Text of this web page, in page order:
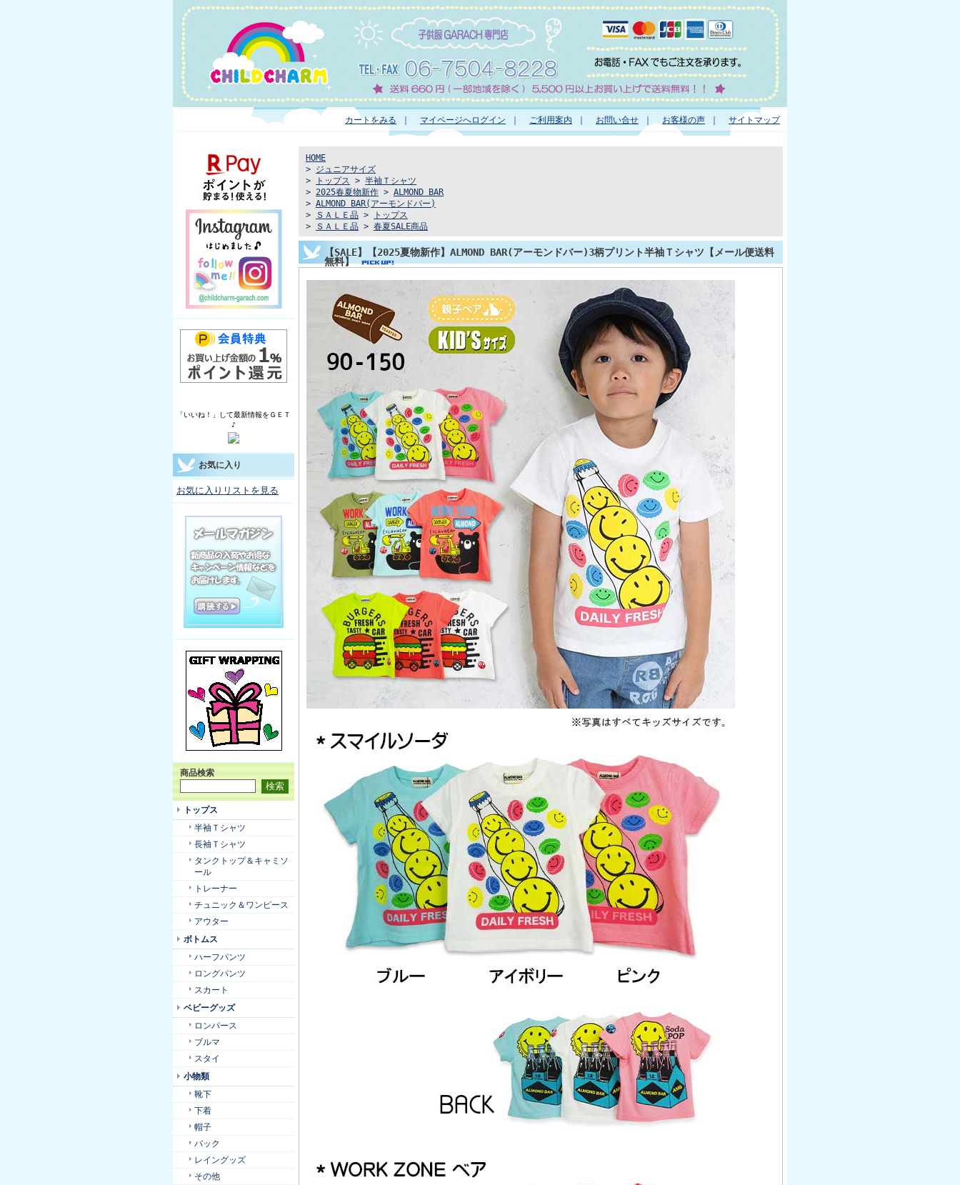
カートをみる ｜ マイページへログイン ｜ ご利用案内 ｜ お問い合せ ｜ お客様の声 ｜ サイトマップ
「いいね！」して最新情報をＧＥＴ
♪
お気に入り
お気に入りリストを見る
商品検索
トップス
半袖Ｔシャツ
長袖Ｔシャツ
タンクトップ＆キャミソ
ール
トレーナー
チュニック＆ワンピース
アウター
ボトムス
ハーフパンツ
ロングパンツ
スカート
ベビーグッズ
ロンパース
ブルマ
スタイ
小物類
靴下
下着
帽子
バック
レイングッズ
その他
HOME
> ジュニアサイズ
>
トップス > 半袖Ｔシャツ
> 2025春夏物新作 > ALMOND BAR
> ALMOND BAR(アーモンドバー)
>
ＳＡＬＥ品 >
トップス
>
ＳＡＬＥ品 > 春夏SALE商品
【SALE】【2025夏物新作】ALMOND BAR(アーモンドバー)3柄プリント半袖Ｔシャツ【メール便送料
無料】